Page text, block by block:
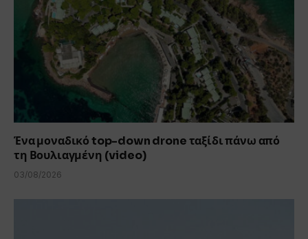
Ένα μοναδικό top-down drone ταξίδι πάνω από
τη Βουλιαγμένη (video)
03/08/2026